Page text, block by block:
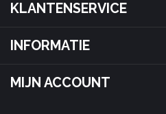
KLANTENSERVICE
INFORMATIE
MIJN ACCOUNT